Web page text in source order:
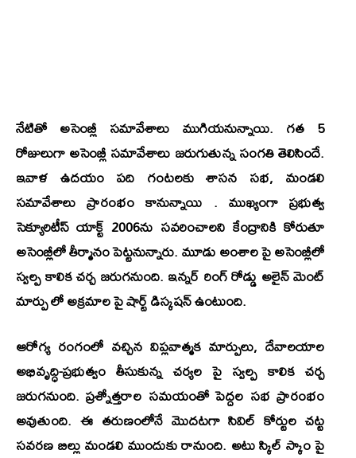
నేటితో అసెంబ్లీ సమావేశాలు ముగియనున్నాయి. గత 5
రోజులుగా అసెంబ్లీ సమావేశాలు జరుగుతున్న సంగతి తెలిసిందే.
ఇవాళ ఉదయం పది గంటలకు శాసన సభ, మండలి
సమావేశాలు ప్రారంభం కానున్నాయి . ముఖ్యంగా ప్రభుత్వ
సెక్యూరిటీస్ యాక్ట్ 2006ను సవరించాలని కేంద్రానికి కోరుతూ
అసెంబ్లీలో తీర్మానం పెట్టనున్నారు. మూడు అంశాల పై అసెంబ్లీలో
స్వల్ప కాలిక చర్చ జరుగనుంది. ఇన్నర్ రింగ్ రోడ్డు అలైన్ మెంట్
మార్పు లో అక్రమాల పై షార్ట్ డిస్కషన్ ఉంటుంది.
ఆరోగ్య రంగంలో వచ్చిన విప్లవాత్మక మార్పులు, దేవాలయాల
అభివృద్ధి-ప్రభుత్వం తీసుకున్న చర్యల పై స్వల్ప కాలిక చర్చ
జరుగనుంది. ప్రశ్నోత్తరాల సమయంతో పెద్దల సభ ప్రారంభం
అవుతుంది. ఈ తరుణంలోనే మొదటగా సివిల్ కోర్టుల చట్ట
సవరణ బిల్లు మండలి ముందుకు రానుంది. అటు స్కిల్ స్కాం పై